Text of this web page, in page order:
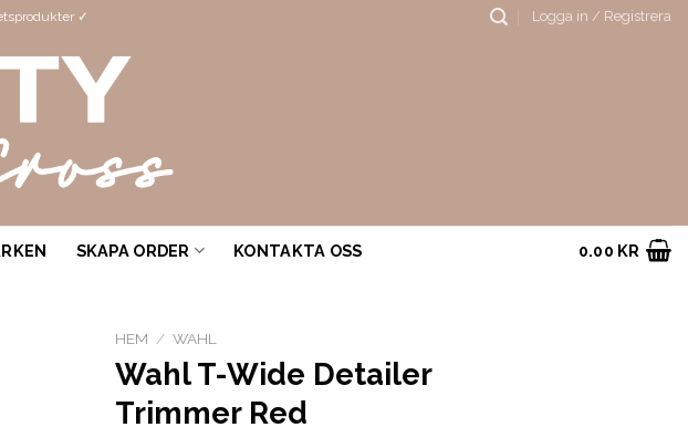
✓ Logga in / Registrera
SKAPA ORDER KONTAKTA OSS 0.00 KR
HEM / WAHL
Wahl T-Wide Detailer
Trimmer Red